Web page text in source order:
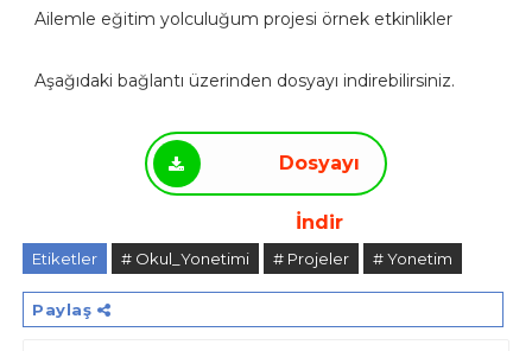
Ailemle eğitim yolculuğum projesi örnek etkinlikler
Aşağıdaki bağlantı üzerinden dosyayı indirebilirsiniz.
Dosyayı
İndir
Etiketler # Okul_Yonetimi # Projeler # Yonetim
Paylaş